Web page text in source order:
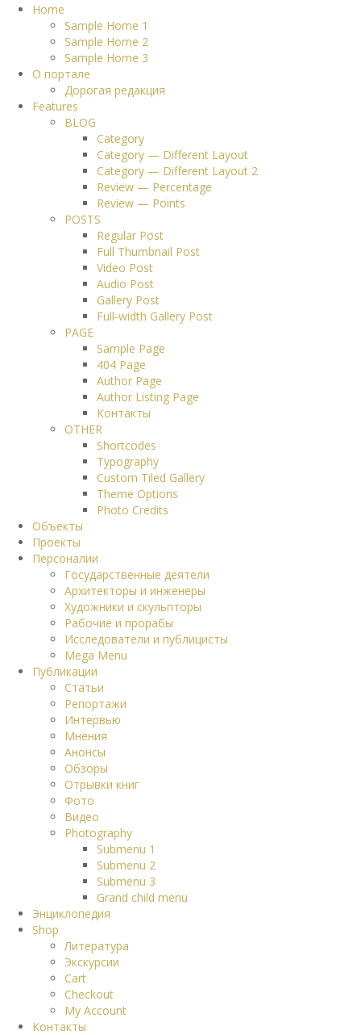
Home
Sample Home 1
Sample Home 2
Sample Home 3
О портале
Дорогая редакция
Features
BLOG
Category
Category — Different Layout
Category — Different Layout 2
Review — Percentage
Review — Points
POSTS
Regular Post
Full Thumbnail Post
Video Post
Audio Post
Gallery Post
Full-width Gallery Post
PAGE
Sample Page
404 Page
Author Page
Author Listing Page
Контакты
OTHER
Shortcodes
Typography
Custom Tiled Gallery
Theme Options
Photo Credits
Объекты
Проекты
Персоналии
Государственные деятели
Архитекторы и инженеры
Художники и скульпторы
Рабочие и прорабы
Исследователи и публицисты
Mega Menu
Публикации
Статьи
Репортажи
Интервью
Мнения
Анонсы
Обзоры
Отрывки книг
Фото
Видео
Photography
Submenu 1
Submenu 2
Submenu 3
Grand child menu
Энциклопедия
Shop
Литература
Экскурсии
Cart
Checkout
My Account
Контакты